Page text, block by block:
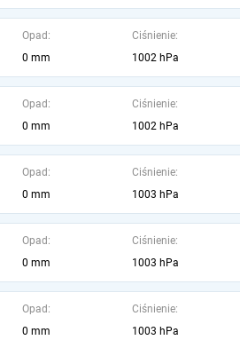
Opad:
0 mm
Ciśnienie:
1002 hPa
Opad:
0 mm
Ciśnienie:
1002 hPa
Opad:
0 mm
Ciśnienie:
1003 hPa
Opad:
0 mm
Ciśnienie:
1003 hPa
Opad:
0 mm
Ciśnienie:
1003 hPa